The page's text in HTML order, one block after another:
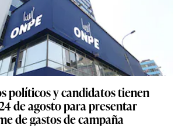
políticos y candidatos tienen
de agosto para presentar
de gastos de campaña